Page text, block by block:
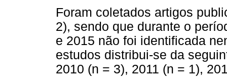
Foram coletados artigos
2), sendo que durante o
e 2015 não foi identificada
estudos distribui-se da
2010 (n = 3), 2011 (n = 1),